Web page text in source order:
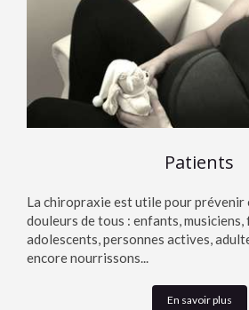
Patients
La chiropraxie est utile pour prévenir
douleurs de tous : enfants, musiciens,
adolescents, personnes actives,
encore nourrissons...
En savoir plus